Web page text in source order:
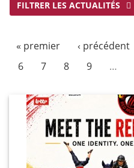
FILTRER LES ACTUALITÉS
« premier ‹ précédent
6
7 8 9 …